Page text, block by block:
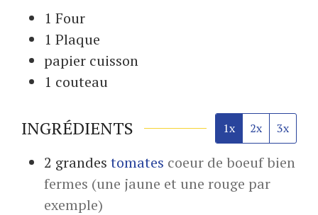
1 Four
1 Plaque
papier cuisson
1 couteau
INGRÉDIENTS 1x 2x 3x
2 grandes tomates coeur de boeuf bien
fermes (une jaune et une rouge par
exemple)